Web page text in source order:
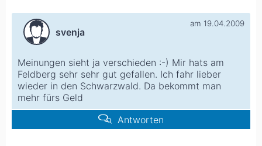
svenja
am 19.04.2009
Meinungen sieht ja verschieden :-) Mir hats am
Feldberg sehr sehr gut gefallen. Ich fahr lieber
wieder in den Schwarzwald. Da bekommt man
mehr fürs Geld
Antworten